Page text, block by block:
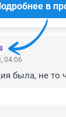
96
в
04:06
была, не то